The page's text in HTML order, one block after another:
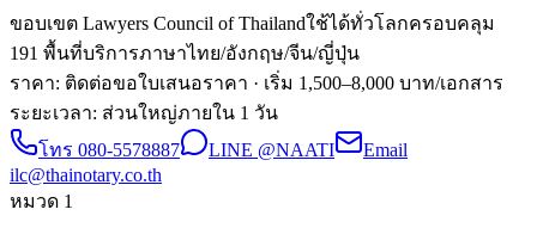
ขอบเขต Lawyers Council of Thailandใช้ได้ทั่วโลกครอบคลุม
191 พื้นที่บริการภาษาไทย/อังกฤษ/จีน/ญี่ปุ่น
ราคา: ติดต่อขอใบเสนอราคา · เริ่ม 1,500–8,000 บาท/เอกสาร
ระยะเวลา: ส่วนใหญ่ภายใน 1 วัน
โทร 080-5578887 LINE @NAATI
Email
ilc@thainotary.co.th
หมวด 1